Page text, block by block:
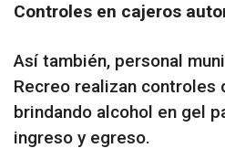
Controles en cajeros
Así también, personal
Recreo realizan controles
brindando alcohol en gel
ingreso y egreso.